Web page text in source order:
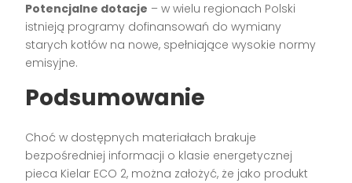
Potencjalne dotacje – w wielu regionach Polski
istnieją programy dofinansowań do wymiany
starych kotłów na nowe, spełniające wysokie normy
emisyjne.
Podsumowanie
Choć w dostępnych materiałach brakuje
bezpośredniej informacji o klasie energetycznej
pieca Kielar ECO 2, można założyć, że jako produkt